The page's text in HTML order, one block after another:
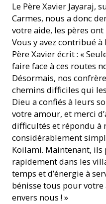
Le Père Xavier Jayaraj,
Carmes, nous a donc
votre aide, les pères
Vous y avez contribué à
Père Xavier écrit : «
faire face à ces routes
Désormais, nos
chemins difficiles qui
Dieu a confiés à leurs
votre amour, et merci
difficultés et répondu à
considérablement
Koilami. Maintenant,
rapidement dans les
temps et d’énergie à
bénisse tous pour
envers nous ! »